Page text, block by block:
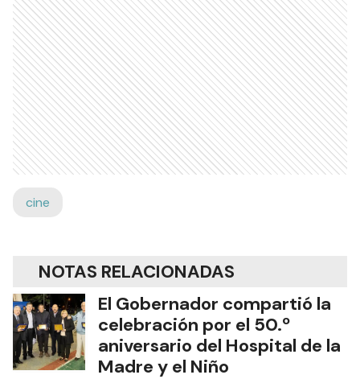
cine
NOTAS RELACIONADAS
El Gobernador compartió la
celebración por el 50.º
aniversario del Hospital de la
Madre y el Niño